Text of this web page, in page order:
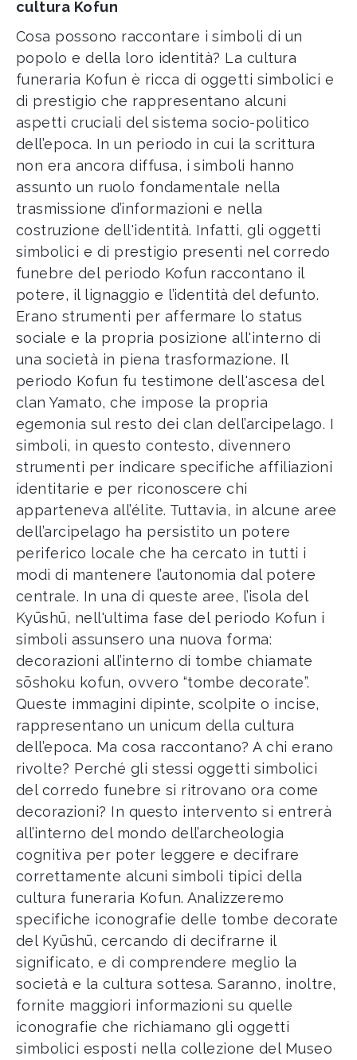
cultura Kofun
Cosa possono raccontare i simboli di un
popolo e della loro identità? La cultura
funeraria Kofun è ricca di oggetti simbolici e
di prestigio che rappresentano alcuni
aspetti cruciali del sistema socio-politico
dell’epoca. In un periodo in cui la scrittura
non era ancora diffusa, i simboli hanno
assunto un ruolo fondamentale nella
trasmissione d’informazioni e nella
costruzione dell'identità. Infatti, gli oggetti
simbolici e di prestigio presenti nel corredo
funebre del periodo Kofun raccontano il
potere, il lignaggio e l’identità del defunto.
Erano strumenti per affermare lo status
sociale e la propria posizione all'interno di
una società in piena trasformazione. Il
periodo Kofun fu testimone dell'ascesa del
clan Yamato, che impose la propria
egemonia sul resto dei clan dell’arcipelago. I
simboli, in questo contesto, divennero
strumenti per indicare specifiche affiliazioni
identitarie e per riconoscere chi
apparteneva all’élite. Tuttavia, in alcune aree
dell’arcipelago ha persistito un potere
periferico locale che ha cercato in tutti i
modi di mantenere l’autonomia dal potere
centrale. In una di queste aree, l’isola del
Kyūshū, nell'ultima fase del periodo Kofun i
simboli assunsero una nuova forma:
decorazioni all’interno di tombe chiamate
sōshoku kofun, ovvero “tombe decorate”.
Queste immagini dipinte, scolpite o incise,
rappresentano un unicum della cultura
dell’epoca. Ma cosa raccontano? A chi erano
rivolte? Perché gli stessi oggetti simbolici
del corredo funebre si ritrovano ora come
decorazioni? In questo intervento si entrerà
all’interno del mondo dell’archeologia
cognitiva per poter leggere e decifrare
correttamente alcuni simboli tipici della
cultura funeraria Kofun. Analizzeremo
specifiche iconografie delle tombe decorate
del Kyūshū, cercando di decifrarne il
significato, e di comprendere meglio la
società e la cultura sottesa. Saranno, inoltre,
fornite maggiori informazioni su quelle
iconografie che richiamano gli oggetti
simbolici esposti nella collezione del Museo